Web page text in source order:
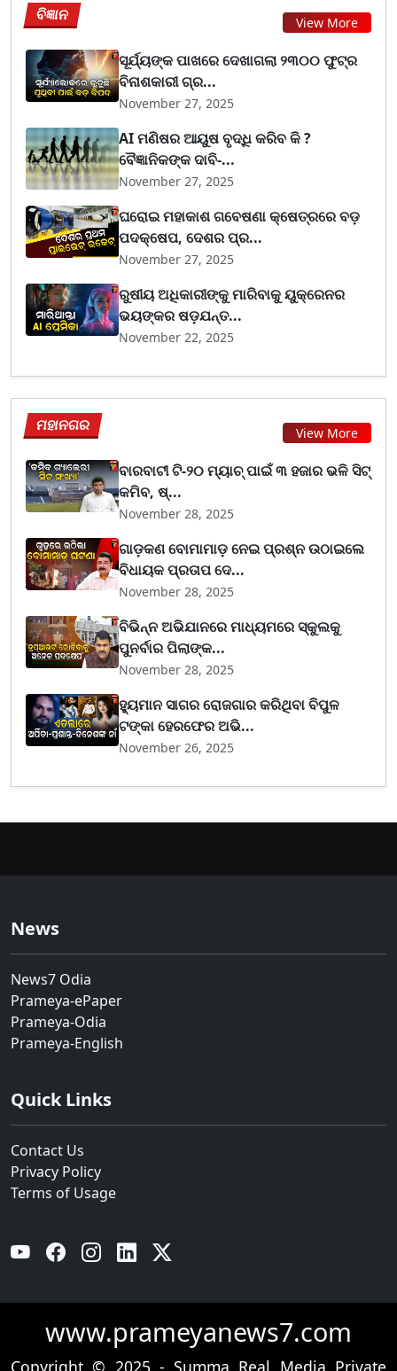
ବିଜ୍ଞାନ View More
ସୂର୍ଯ୍ୟଙ୍କ ପାଖରେ ଦେଖାଗଲା ୨୩୦୦ ଫୁଟ୍‌ର
ବିନାଶକାରୀ ଗ୍ର...
November 27, 2025
AI ମଣିଷର ଆୟୁଷ ବୃଦ୍ଧି କରିବ କି ?
ବୈଜ୍ଞାନିକଙ୍କ ଦାବି-...
November 27, 2025
ଘରୋଇ ମହାକାଶ ଗବେଷଣା କ୍ଷେତ୍ରରେ ବଡ଼
ପଦକ୍ଷେପ, ଦେଶର ପ୍ର...
November 27, 2025
ରୁଷୀୟ ଅଧିକାରୀଙ୍କୁ ମାରିବାକୁ ୟୁକ୍ରେନର
ଭୟଙ୍କର ଷଡ଼ଯନ୍ତ...
November 22, 2025
ମହାନଗର View More
ବାରବାଟୀ ଟି-୨୦ ମ୍ୟାଚ୍ ପାଇଁ ୩ ହଜାର ଭଳି ସିଟ୍
କମିବ, ଷ୍...
November 28, 2025
ଗାଡ଼କଣ ବୋମାମାଡ଼ ନେଇ ପ୍ରଶ୍ନ ଉଠାଇଲେ
ବିଧାୟକ ପ୍ରତାପ ଦେ...
November 28, 2025
ବିଭିନ୍ନ ଅଭିଯାନରେ ମାଧ୍ୟମରେ ସ୍କୁଲକୁ
ପୁନର୍ବାର ପିଲାଙ୍କ...
November 28, 2025
ହ୍ୟୁମାନ ସାଗର ରୋଜଗାର କରିଥିବା ବିପୁଳ
ଟଙ୍କା ହେରଫେର ଅଭି...
November 26, 2025
News
News7 Odia
Prameya-ePaper
Prameya-Odia
Prameya-English
Quick Links
Contact Us
Privacy Policy
Terms of Usage
YouTube Facebook Instagram Linkedin
www.prameyanews7.com
Copyright © 2025 - Summa Real Media Private